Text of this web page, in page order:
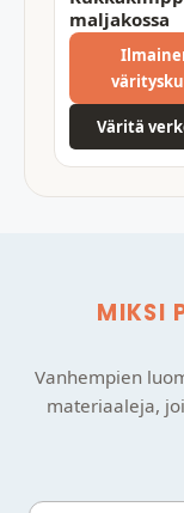
maljakossa
Väritä
MIKSI
Vanhempien
materiaaleja,